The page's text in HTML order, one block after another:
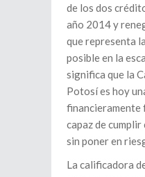
de los dos
año 2014 y
que representa
posible en la
significa que la
Potosí es hoy
financieramente
capaz de
sin poner en
La calificadora